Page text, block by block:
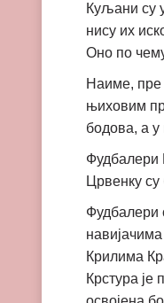
Куљани су
нису их
Оно по
Наиме, пре
њиховим
бодова, а
Фудбалери
Црвенку
Фудбалери
Крилима
Крстура